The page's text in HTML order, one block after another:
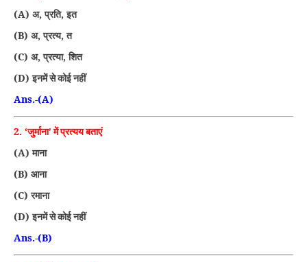
(A) अ,प्रति,इत
(B) अ,प्रत्य,त
(C) अ,प्रत्या,शित
(D)इनमें से कोई नहीं
Ans.-(A)
2. ‘जुर्माना’ में प्रत्यय बताएं
(A)माना
(B) आना
(C)रमाना
(D)इनमें से कोई नहीं
Ans.-(B)